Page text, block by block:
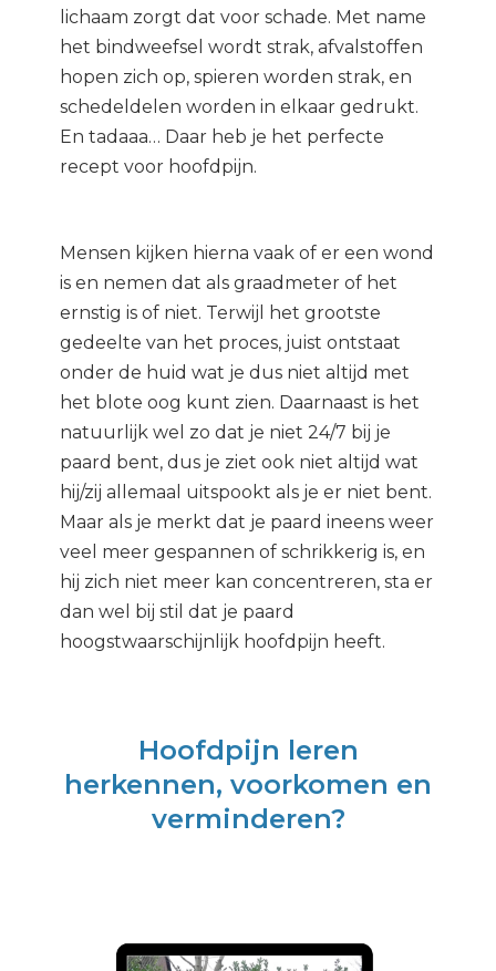
lichaam zorgt dat voor schade. Met name
het bindweefsel wordt strak, afvalstoffen
hopen zich op, spieren worden strak, en
schedeldelen worden in elkaar gedrukt.
En tadaaa… Daar heb je het perfecte
recept voor hoofdpijn.
Mensen kijken hierna vaak of er een wond
is en nemen dat als graadmeter of het
ernstig is of niet. Terwijl het grootste
gedeelte van het proces, juist ontstaat
onder de huid wat je dus niet altijd met
het blote oog kunt zien. Daarnaast is het
natuurlijk wel zo dat je niet 24/7 bij je
paard bent, dus je ziet ook niet altijd wat
hij/zij allemaal uitspookt als je er niet bent.
Maar als je merkt dat je paard ineens weer
veel meer gespannen of schrikkerig is, en
hij zich niet meer kan concentreren, sta er
dan wel bij stil dat je paard
hoogstwaarschijnlijk hoofdpijn heeft.
Hoofdpijn leren
herkennen, voorkomen en
verminderen?